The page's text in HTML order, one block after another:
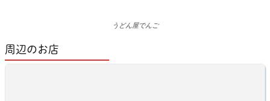
うどん屋でんご
周辺のお店